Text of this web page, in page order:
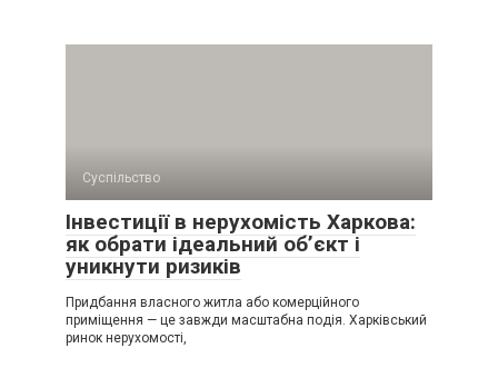
Суспільство
Інвестиції в нерухомість Харкова:
як обрати ідеальний об’єкт і
уникнути ризиків
Придбання власного житла або комерційного
приміщення — це завжди масштабна подія. Харківський
ринок нерухомості,